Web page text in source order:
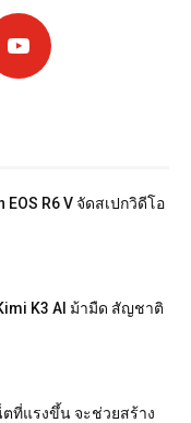
R6 V จัดสเปกวิดีโอ
K3 AI ม้ามืด สัญชาติ
ตที่แรงขึ้น จะช่วยสร้าง